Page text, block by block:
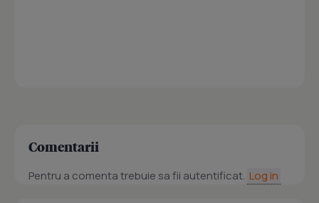
Comentarii
Pentru a comenta trebuie sa fii autentificat. Log in